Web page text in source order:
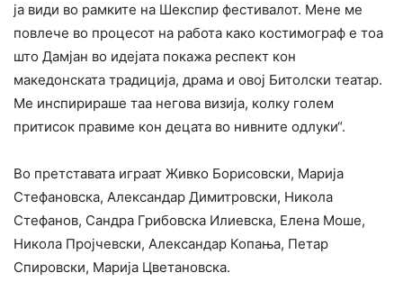
ја види во рамките на Шекспир фестивалот. Мене ме
повлече во процесот на работа како костимограф е тоа
што Дамјан во идејата покажа респект кон
македонската традиција, драма и овој Битолски театар.
Ме инспирираше таа негова визија, колку голем
притисок правиме кон децата во нивните одлуки“.
Во претставата играат Живко Борисовски, Марија
Стефановска, Александар Димитровски, Никола
Стефанов, Сандра Грибовска Илиевска, Елена Моше,
Никола Пројчевски, Александар Копања, Петар
Спировски, Марија Цветановска.